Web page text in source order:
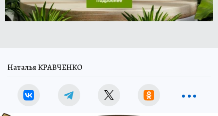
Наталья КРАВЧЕНКО